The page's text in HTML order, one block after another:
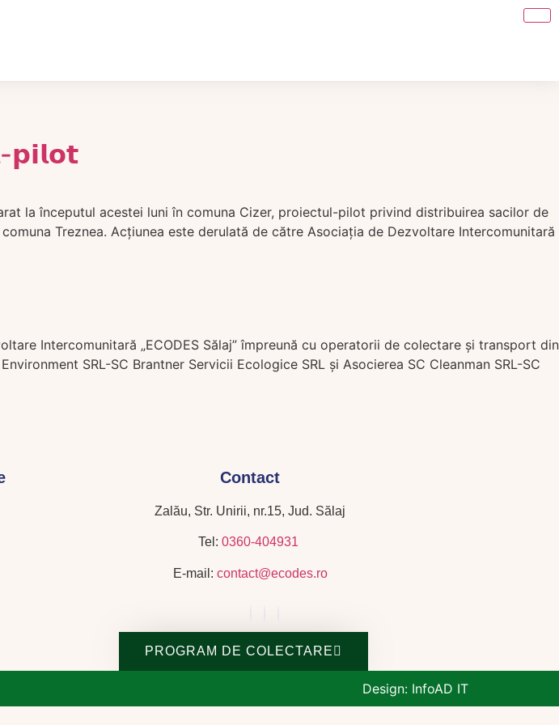
la începutul acestei luni în comuna Cizer, proiectul-pilot privind distribuirea sacilor de
Treznea. Acțiunea este derulată de către Asociaţia de Dezvoltare Intercomunitară
Intercomunitară „ECODES Sălaj” împreună cu operatorii de colectare şi transport din
SRL-SC Brantner Servicii Ecologice SRL şi Asocierea SC Cleanman SRL-SC
Contact
Zalău, Str. Unirii, nr.15, Jud. Sălaj
Tel:0360-404931
E-mail: contact@ecodes.ro
PROGRAM DE COLECTARE
Design: InfoAD IT